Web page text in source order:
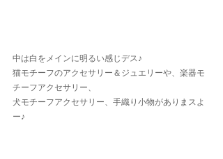
中は白をメインに明るい感じデス♪
猫モチーフのアクセサリー＆ジュエリーや、楽器モ
チーフアクセサリー、
犬モチーフアクセサリー、手織り小物がありまスよ
ー♪